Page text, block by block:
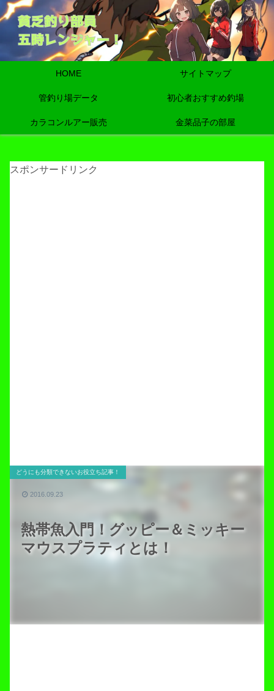
HOME サイトマップ
管釣り場データ 初心者おすすめ釣場
カラコンルアー販売 金菜品子の部屋
スポンサードリンク
熱帯魚入門！グッピー＆ミッキー
マウスプラティとは！
どうにも分類できないお役立ち記事！
2016.09.23